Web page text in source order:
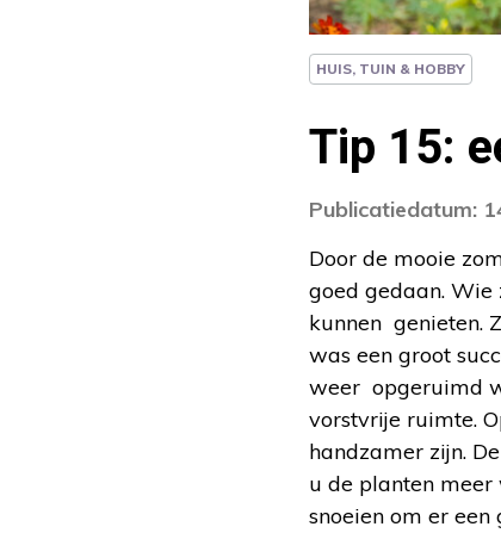
HUIS, TUIN & HOBBY
Tip 15:
Publicatiedatum:
Door de mooie
goed gedaan. Wie
kunnen genieten.
was een groot
weer opgeruimd
vorstvrije ruimte.
handzamer zijn.
u de planten
snoeien om er